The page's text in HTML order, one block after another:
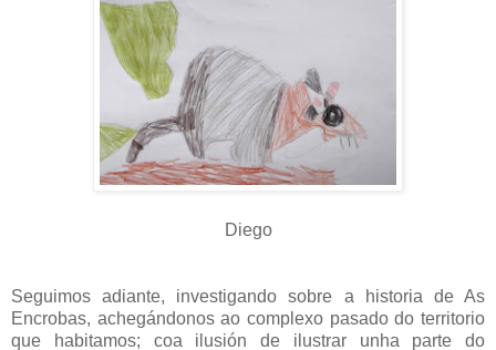
Diego
Seguimos adiante, investigando sobre a historia de As
Encrobas, achegándonos ao complexo pasado do territorio
que habitamos; coa ilusión de ilustrar unha parte do